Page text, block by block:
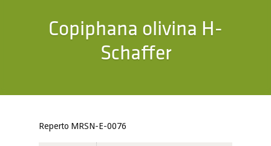
Copiphana olivina H-
Schaffer
Reperto MRSN-E-0076